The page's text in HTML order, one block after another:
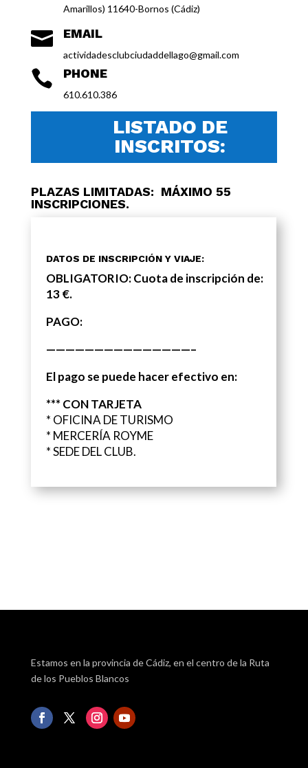
Amarillos) 11640-Bornos (Cádiz)
 EMAIL
actividadesclubciudaddellago@gmail.com
 PHONE
610.610.386
LISTADO DE
INSCRITOS:
PLAZAS LIMITADAS: MÁXIMO 55
INSCRIPCIONES.
DATOS DE INSCRIPCIÓN Y VIAJE:
OBLIGATORIO:Cuota de inscripción de:
13 €.
PAGO:
———————————————–
El pago se puede hacer efectivo en:
*** CON TARJETA
* OFICINA DE TURISMO
* MERCERÍA ROYME
* SEDE DEL CLUB.
Estamos en la provincia de Cádiz, en el centro de la Ruta
de los Pueblos Blancos